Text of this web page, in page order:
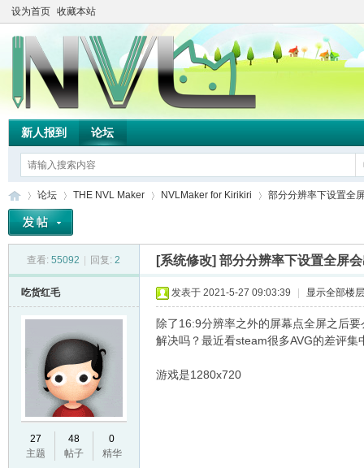
设为首页 收藏本站
新人报到 论坛
论坛
›
THE NVL Maker NVLMaker for Kirikiri
›
部分分辨率下设置全
查看: 55092 回复: 2 [系统修改] 部分分辨率下设置全屏
吃货红毛
27
主题
48
帖子
0
精华
发表于 2021-5-27 09:03:39 显示全部楼层
除了16:9分辨率之外的屏幕点全屏之后
解决吗？最近看steam很多AVG的差评
游戏是1280x720